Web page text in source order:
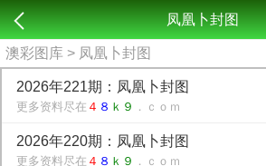
凤凰卜封图
澳彩图库 > 凤凰卜封图
2026年221期：凤凰卜封图
更多资料尽在 ４ ８ ｋ９ ．ｃｏｍ
2026年220期：凤凰卜封图
更多资料尽在 ４ ８ ｋ９ ．ｃｏｍ